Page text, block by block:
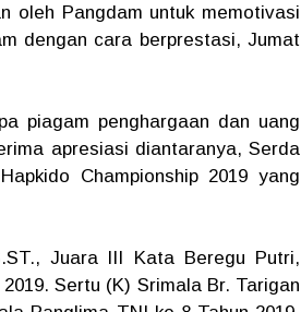
oleh Pangdam untuk memotivasi
dengan cara berprestasi, Jumat
piagam penghargaan dan uang
apresiasi diantaranya, Serda
Championship 2019 yang
Juara lII Kata Beregu Putri,
Sertu (K) Srimala Br. Tarigan